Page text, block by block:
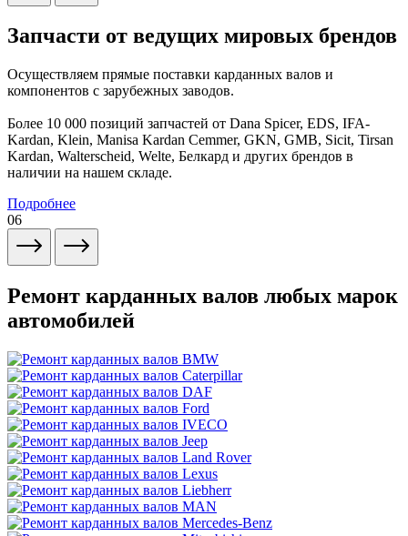
Запчасти от ведущих мировых брендов
Осуществляем прямые поставки карданных валов и
компонентов с зарубежных заводов.
Более 10 000 позиций запчастей от Dana Spicer, EDS, IFA-
Kardan, Klein, Manisa Kardan Cemmer, GKN, GMB, Sicit, Tirsan
Kardan, Walterscheid, Welte, Белкард и других брендов в
наличии на нашем складе.
Подробнее
06
Ремонт карданных валов любых марок
автомобилей